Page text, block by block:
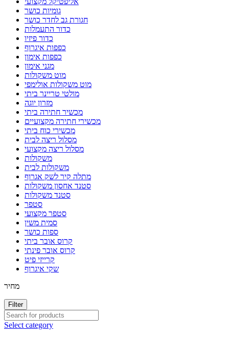
גומיות כושר
חגורת גב לחדר כושר
כדור התעמלות
כדור פיזיו
כפפות איגרוף
כפפות אימון
מגני אימון
מוט משקולות
מוט משקולות אולימפי
מולטי טריינר ביתי
מזרון יוגה
מכשיר חתירה ביתי
מכשירי חתירה מקצועיים
מכשירי כוח ביתי
מסלול ריצה לבית
מסלול ריצה מקצועי
משקולות
משקולות לבית
מתלה קיר לשק אגרוף
סטנד אחסון משקולות
סטנד משקולות
סטפר
סטפר מקצועי
סמית משין
ספות כושר
קרוס אובר ביתי
קרוס אובר פינתי
קרייזי פיט
שקי איגרוף
מחיר
Filter
Select category